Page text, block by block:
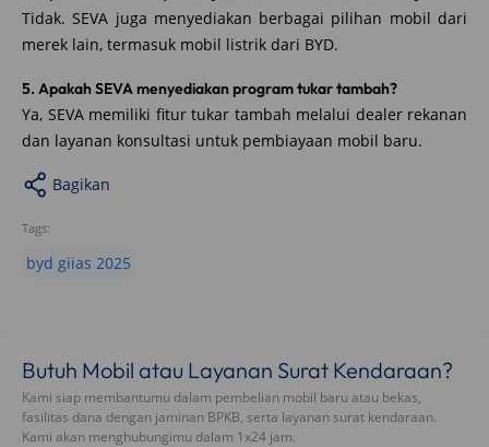
Tidak. SEVA juga menyediakan berbagai pilihan mobil dari
merek lain, termasuk mobil listrik dari BYD.
5. Apakah SEVA menyediakan program tukar tambah?
Ya, SEVA memiliki fitur tukar tambah melalui dealer rekanan
dan layanan konsultasi untuk pembiayaan mobil baru.
Bagikan
Tags:
byd giias 2025
Butuh Mobil atau Layanan Surat Kendaraan?
Kami siap membantumu dalam pembelian mobil baru atau bekas,
fasilitas dana dengan jaminan BPKB, serta layanan surat kendaraan.
Kami akan menghubungimu dalam 1x24 jam.